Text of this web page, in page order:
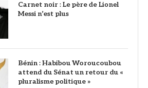
Carnet noir : Le père de Lionel
Messi n’est plus
Bénin : Habibou Woroucoubou
attend du Sénat un retour du «
pluralisme politique »